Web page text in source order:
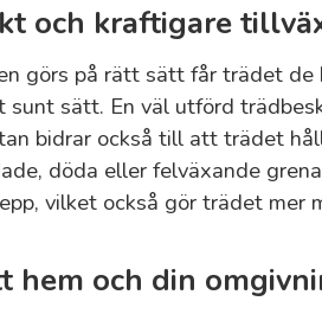
och kraftigare
görs på rätt sätt får trädet
sunt sätt. En väl utförd
bidrar också till att trädet
döda eller felväxande
vilket också gör trädet mer
hem och din